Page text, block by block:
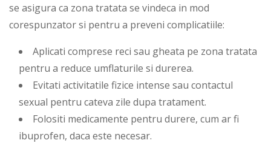
se asigura ca zona tratata se vindeca in mod
corespunzator si pentru a preveni complicatiile:
Aplicati comprese reci sau gheata pe zona tratata
pentru a reduce umflaturile si durerea.
Evitati activitatile fizice intense sau contactul
sexual pentru cateva zile dupa tratament.
Folositi medicamente pentru durere, cum ar fi
ibuprofen, daca este necesar.